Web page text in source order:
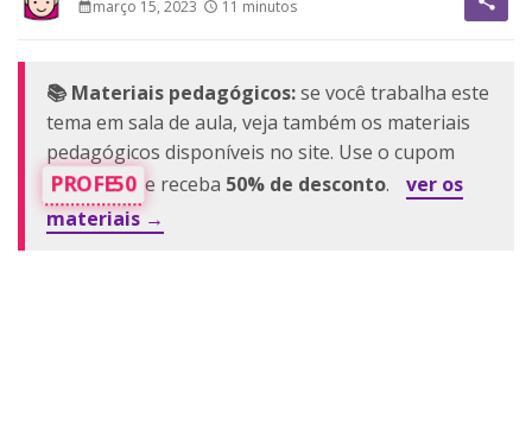
março 15, 2023
11 minutos
📚 Materiais pedagógicos:se você trabalha este
tema em sala de aula, veja também os materiais
pedagógicos disponíveis no site. Use o cupom
PROFE50 e receba 50% de desconto.
ver os
materiais →